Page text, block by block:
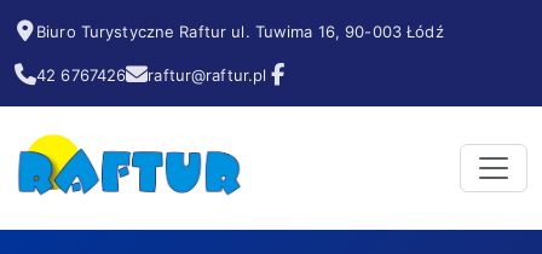
Biuro Turystyczne Raftur ul. Tuwima 16, 90-003 Łódź
42 6767426 raftur@raftur.pl